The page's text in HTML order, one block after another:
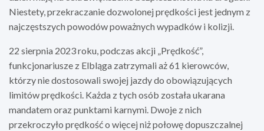
Niestety, przekraczanie dozwolonej prędkości jest jednym z
najczęstszych powodów poważnych wypadków i kolizji.
22 sierpnia 2023 roku, podczas akcji „Prędkość”,
funkcjonariusze z Elbląga zatrzymali aż 61 kierowców,
którzy nie dostosowali swojej jazdy do obowiązujących
limitów prędkości. Każda z tych osób została ukarana
mandatem oraz punktami karnymi. Dwoje z nich
przekroczyło prędkość o więcej niż połowę dopuszczalnej